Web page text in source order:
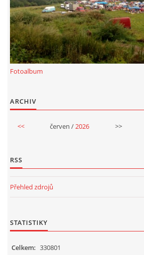
Fotoalbum
ARCHIV
<< červen /2026 >>
RSS
Přehled zdrojů
STATISTIKY
Celkem: 330801